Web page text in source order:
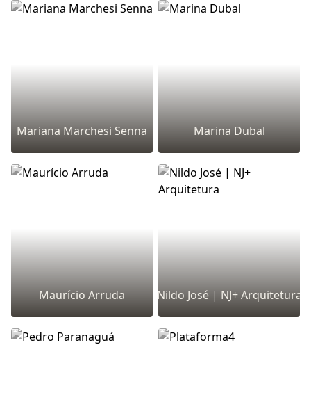
Mariana Marchesi Senna Marina Dubal
Maurício Arruda Nildo José | NJ+ Arquitetura